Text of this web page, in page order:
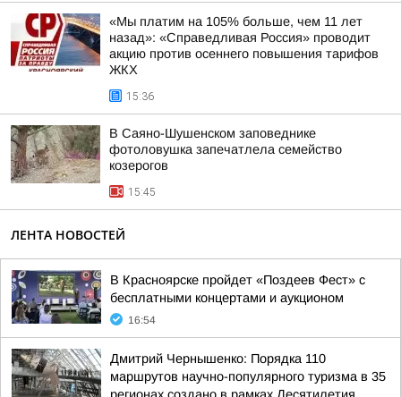
«Мы платим на 105% больше, чем 11 лет
назад»: «Справедливая Россия» проводит
акцию против осеннего повышения тарифов
ЖКХ
15:36
В Саяно-Шушенском заповеднике
фотоловушка запечатлела семейство
козерогов
15:45
ЛЕНТА НОВОСТЕЙ
В Красноярске пройдет «Поздеев Фест» с
бесплатными концертами и аукционом
16:54
Дмитрий Чернышенко: Порядка 110
маршрутов научно-популярного туризма в 35